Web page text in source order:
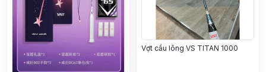
Vợt cầu lông VS TITAN 1000